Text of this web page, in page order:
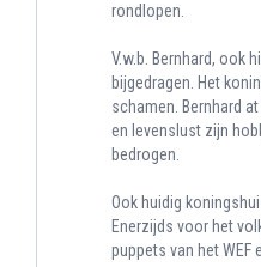
rondlopen.
V.w.b. Bernhard, ook
bijgedragen. Het
schamen. Bernhard
en levenslust zijn
bedrogen.
Ook huidig
Enerzijds voor het
puppets van het WEF